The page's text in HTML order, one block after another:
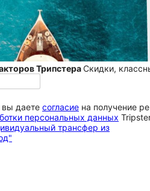
ТрипстераСкидки,
даете согласие на получение
персональных данных